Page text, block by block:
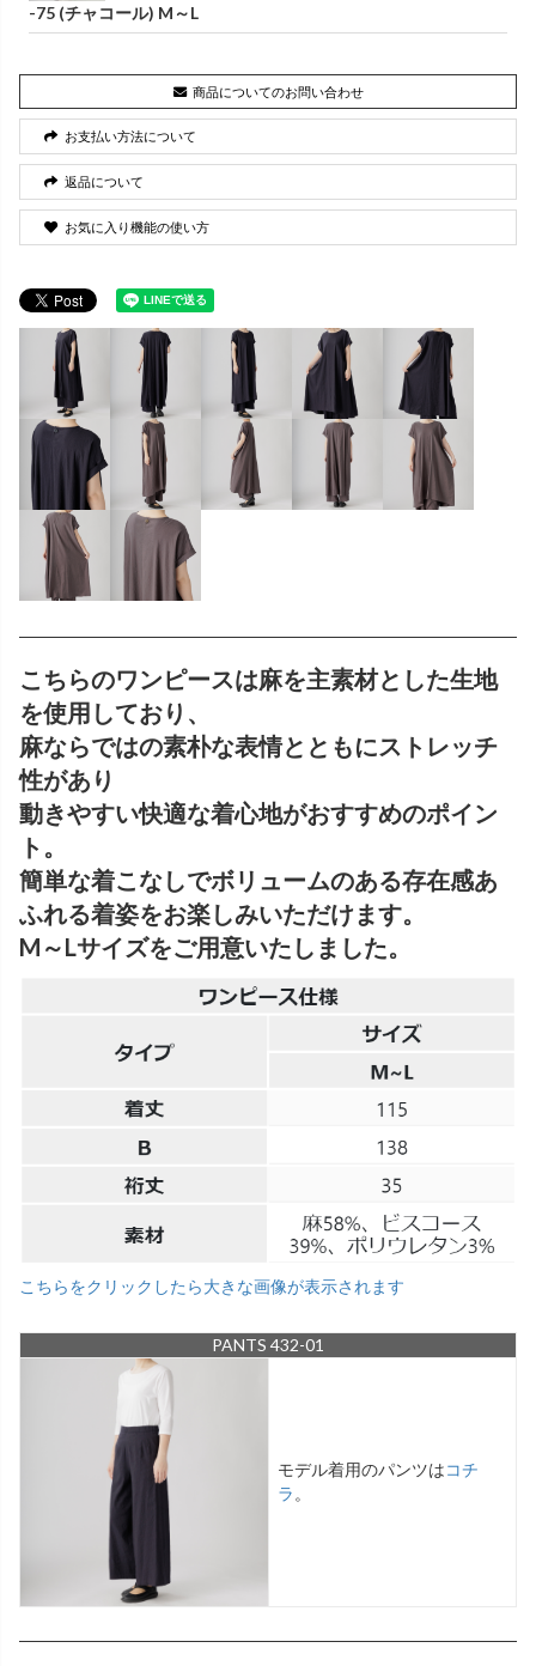
-75 (チャコール) M～L
商品についてのお問い合わせ
お支払い方法について
返品について
お気に入り機能の使い方
こちらのワンピースは麻を主素材とした生地
を使用しており、
麻ならではの素朴な表情とともにストレッチ
性があり
動きやすい快適な着心地がおすすめのポイン
ト。
簡単な着こなしでボリュームのある存在感あ
ふれる着姿をお楽しみいただけます。
M～Lサイズをご用意いたしました。
こちらをクリックしたら大きな画像が表示されます
PANTS 432-01
モデル着用のパンツはコチ
ラ 。